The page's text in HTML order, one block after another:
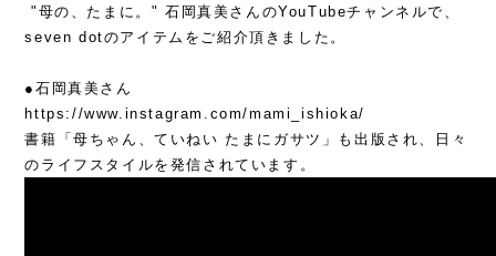
"母の、たまに。" 石岡真美さんのYouTubeチャンネルで、
seven dotのアイテムをご紹介頂きました。
●石岡真美さん
https://www.instagram.com/mami_ishioka/
書籍「母ちゃん、ていねい たまにガサツ」も出版され、日々
のライフスタイルを発信されています。